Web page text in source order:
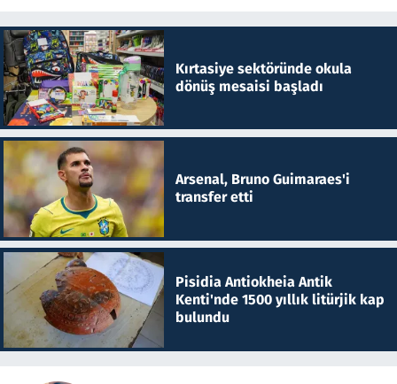
Kırtasiye sektöründe okula
dönüş mesaisi başladı
Arsenal, Bruno Guimaraes'i
transfer etti
Pisidia Antiokheia Antik
Kenti'nde 1500 yıllık litürjik kap
bulundu